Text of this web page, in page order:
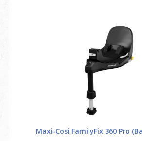
Maxi-Cosi FamilyFix 360 Pro